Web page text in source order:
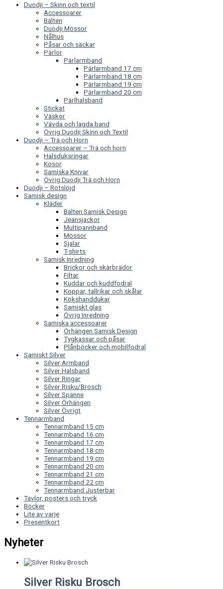
Duodji – Skinn och textil
Accessoarer
Bälten
Duodji Mössor
Nålhus
Påsar och säckar
Pärlor
Pärlarmband
Pärlarmband 17 cm
Pärlarmband 18 cm
Pärlarmband 19 cm
Pärlarmband 20 cm
Pärlhalsband
Stickat
Väskor
Vävda och lagda band
Övrig Duodji Skinn och Textil
Duodji – Trä och Horn
Accessoarer – Trä och horn
Halsduksringar
Kosor
Samiska Knivar
Övrig Duodji Trä och Horn
Duodji – Rotslöjd
Samisk design
Kläder
Bälten Samisk Design
Jeansjackor
Multipannband
Mössor
Sjalar
T-shirts
Samisk Inredning
Brickor och skärbrädor
Filtar
Kuddar och kuddfodral
Koppar, tallrikar och skålar
Kökshanddukar
Samiskt glas
Övrig Inredning
Samiska accessoarer
Örhängen Samisk Design
Tygkassar och påsar
Plånböcker och mobilfodral
Samiskt Silver
Silver Armband
Silver Halsband
Silver Ringar
Silver Risku/Brosch
Silver Spänne
Silver Örhängen
Silver Övrigt
Tennarmband
Tennarmband 15 cm
Tennarmband 16 cm
Tennarmband 17 cm
Tennarmband 18 cm
Tennarmband 19 cm
Tennarmband 20 cm
Tennarmband 21 cm
Tennarmband 22 cm
Tennarmband Justerbar
Tavlor, posters och tryck
Böcker
Lite av varje
Presentkort
Nyheter
Silver Risku Brosch